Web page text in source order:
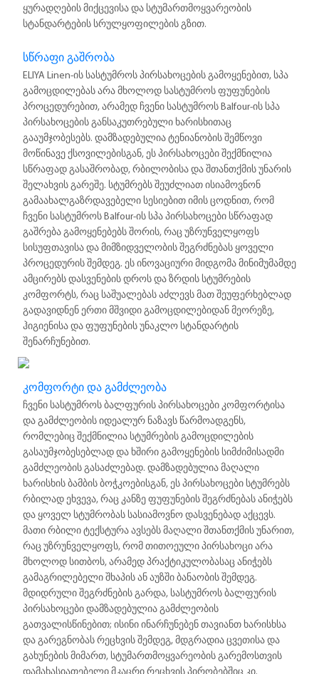
ყურადღების მიქცევისა და სტუმართმოყვარეობის
სტანდარტების სრულყოფილების გზით.
სწრაფი გაშრობა
ELIYA Linen-ის სასტუმროს პირსახოცების გამოყენებით, სპა
გამოცდილებას არა მხოლოდ სასტუმროს ფუფუნების
პროცედურებით, არამედ ჩვენი სასტუმროს Balfour-ის სპა
პირსახოცების განსაკუთრებული ხარისხითაც
გააუმჯობესებს. დამზადებულია ტენიანობის შემწოვი
მოწინავე ქსოვილებისგან, ეს პირსახოცები შექმნილია
სწრაფად გასაშრობად, რბილობისა და შთანთქმის უნარის
შელახვის გარეშე. სტუმრებს შეუძლიათ ისიამოვნონ
გამაახალგაზრდავებელი სესიებით იმის ცოდნით, რომ
ჩვენი სასტუმროს Balfour-ის სპა პირსახოცები სწრაფად
გაშრება გამოყენებებს შორის, რაც უზრუნველყოფს
სისუფთავისა და მიმზიდველობის შეგრძნებას ყოველი
პროცედურის შემდეგ. ეს ინოვაციური მიდგომა მინიმუმამდე
ამცირებს დასვენების დროს და ზრდის სტუმრების
კომფორტს, რაც საშუალებას აძლევს მათ შეუფერხებლად
გადავიდნენ ერთი მშვიდი გამოცდილებიდან მეორეზე,
ჰიგიენისა და ფუფუნების უნაკლო სტანდარტის
შენარჩუნებით.
კომფორტი და გამძლეობა
ჩვენი სასტუმროს ბალფურის პირსახოცები კომფორტისა
და გამძლეობის იდეალურ ნაზავს წარმოადგენს,
რომლებიც შექმნილია სტუმრების გამოცდილების
გასაუმჯობესებლად და ხშირი გამოყენების სიმძიმისადმი
გამძლეობის გასაძლებად. დამზადებულია მაღალი
ხარისხის ბამბის ბოჭკოებისგან, ეს პირსახოცები სტუმრებს
რბილად ეხვევა, რაც კანზე ფუფუნების შეგრძნებას ანიჭებს
და ყოველ სტუმრობას სასიამოვნო დასვენებად აქცევს.
მათი რბილი ტექსტურა ავსებს მაღალი შთანთქმის უნარით,
რაც უზრუნველყოფს, რომ თითოეული პირსახოცი არა
მხოლოდ სითბოს, არამედ პრაქტიკულობასაც ანიჭებს
გამაგრილებელი შხაპის ან აუზში ბანაობის შემდეგ.
მდიდრული შეგრძნების გარდა, სასტუმროს ბალფურის
პირსახოცები დამზადებულია გამძლეობის
გათვალისწინებით; ისინი ინარჩუნებენ თავიანთ ხარისხსა
და გარეგნობას რეცხვის შემდეგ, მდგრადია ცვეთისა და
გახუნების მიმართ, სტუმართმოყვარეობის გარემოსთვის